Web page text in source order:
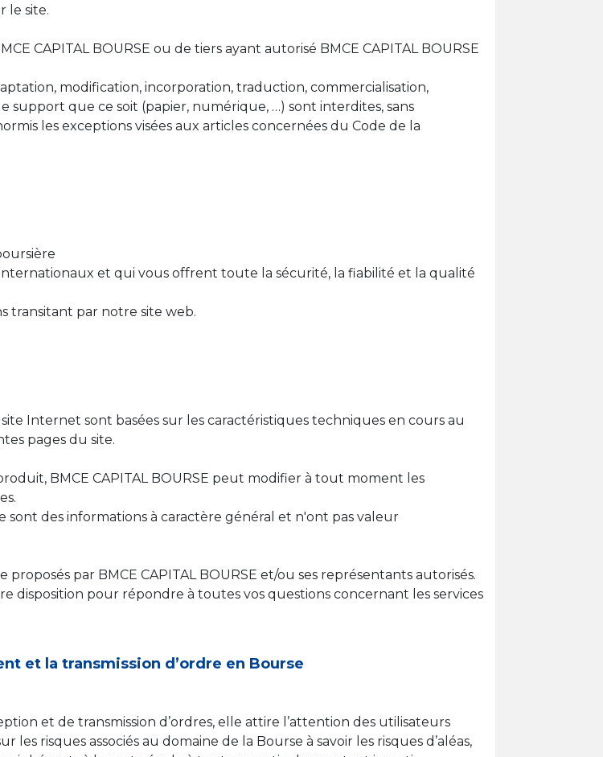
le site.
CAPITAL BOURSE ou de tiers ayant autorisé BMCE CAPITAL BOURSE
modification, incorporation, traduction, commercialisation,
que ce soit (papier, numérique, …) sont interdites, sans
les exceptions visées aux articles concernées du Code de la
et qui vous offrent toute la sécurité, la fiabilité et la qualité
transitant par notre site web.
Internet sont basées sur les caractéristiques techniques en cours au
pages du site.
BMCE CAPITAL BOURSE peut modifier à tout moment les
des informations à caractère général et n'ont pas valeur
par BMCE CAPITAL BOURSE et/ou ses représentants autorisés.
disposition pour répondre à toutes vos questions concernant les services
et la transmission d’ordre en Bourse
et de transmission d’ordres, elle attire l’attention des utilisateurs
risques associés au domaine de la Bourse à savoir les risques d’aléas,